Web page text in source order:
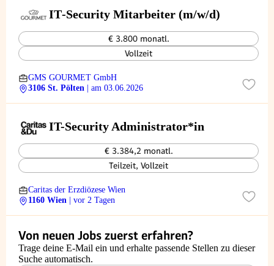
IT‑Security Mitarbeiter (m/w/d)
€ 3.800 monatl.
Vollzeit
GMS GOURMET GmbH
3106 St. Pölten
| am 03.06.2026
IT-Security Administrator*in
€ 3.384,2 monatl.
Teilzeit, Vollzeit
Caritas der Erzdiözese Wien
1160 Wien
| vor 2 Tagen
Von neuen Jobs zuerst erfahren?
Trage deine E-Mail ein und erhalte passende Stellen zu dieser
Suche automatisch.